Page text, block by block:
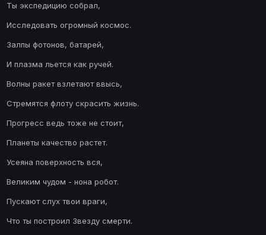
Ты экспедицию собрал,
Исследовать огромный космос.
Залпы фотонов, батарей,
И плазма льется как ручей.
Волны ракет взлетают ввысь,
Стремятся флоту скрасить жизнь.
Прогресс ведь тоже не стоит,
Планеты качество растет.
Усеяна поверхность вся,
Великим чудом - нона робот.
Пускают слух твои враги,
Что ты построил Звезду смерти.